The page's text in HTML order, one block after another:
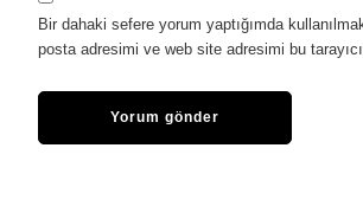
Bir dahaki sefere yorum yaptığımda
posta adresimi ve web site adresimi bu